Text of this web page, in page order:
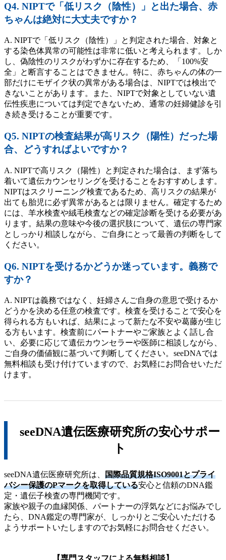
Q4. NIPTで「低リスク（陰性）」と出た場合、赤
ちゃんは絶対に大丈夫ですか？
A. NIPTで「低リスク（陰性）」と判定された場合、対象と
する染色体異常の可能性は非常に低いと考えられます。しか
し、偽陰性のリスクがわずかに存在するため、「100%安
全」と断言することはできません。特に、赤ちゃんの体の一
部だけにモザイク状の異常がある場合は、NIPTでは検出で
きないことがあります。また、NIPTで対象としていない遺
伝性疾患については判定できないため、通常の妊婦健診を引
き続き受けることが重要です。
Q5. NIPTの検査結果が高リスク（陽性）だった場
合、どうすればよいですか？
A. NIPTで高リスク（陽性）と判定された場合は、まず落ち
着いて遺伝カウンセリングを受けることをおすすめします。
NIPTはスクリーニング検査であるため、高リスクの結果が
出ても胎児に必ず異常があるとは限りません。確定するため
には、羊水検査や絨毛検査などの確定診断を受ける必要があ
ります。結果の意味や今後の選択肢について、遺伝の専門家
としっかり相談しながら、ご自身にとって最善の判断をして
ください。
Q6. NIPTを受けるかどうか迷っています。義務で
すか？
A. NIPTは義務ではなく、妊婦さんご自身の意思で受けるか
どうかを決める任意の検査です。検査を受けることで安心を
得られる方もいれば、結果によって新たな不安や葛藤が生じ
る方もいます。検査前にパートナーやご家族とよく話し合
い、必要に応じて遺伝カウンセラーや医師に相談しながら、
ご自身の価値観に基づいて判断してください。seeDNAでは
無料相談も受け付けていますので、お気軽にお問合せいただ
けます。
seeDNA遺伝医療研究所の安心サポー
ト
seeDNA遺伝医療研究所は、 国際品質規格ISO9001とプライ
バシー保護のPマークを取得している安心と信頼のDNA鑑
定・遺伝子検査の専門機関です。
家族や親子の血縁関係、パートナーの浮気などにお悩みでし
たら、DNA鑑定の専門家が、しっかりとご安心いただける
ようサポートいたしますのでお気軽にお問合せください。
【専門スタッフによる無料相談】